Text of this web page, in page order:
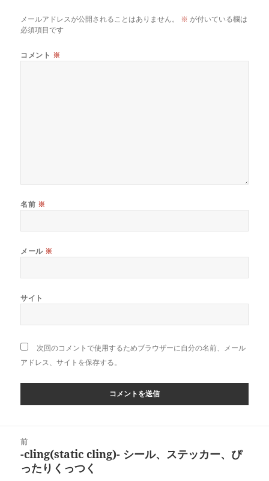
メールアドレスが公開されることはありません。 ※ が付いている欄は
必須項目です
コメント ※
名前 ※
メール ※
サイト
次回のコメントで使用するためブラウザーに自分の名前、メール
アドレス、サイトを保存する。
前
前
の
-cling(static cling)- シール、ステッカー、ぴ
ったりくっつく